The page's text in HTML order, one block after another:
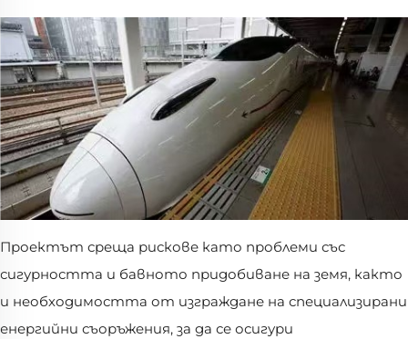
Проектът среща рискове като проблеми със
сигурността и бавното придобиване на земя, както
и необходимостта от изграждане на специализирани
енергийни съоръжения, за да се осигури